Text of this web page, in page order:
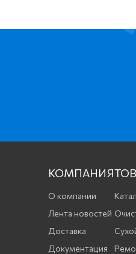
КОМПАНИЯ
О компании
Лента новостей
Доставка
Документация